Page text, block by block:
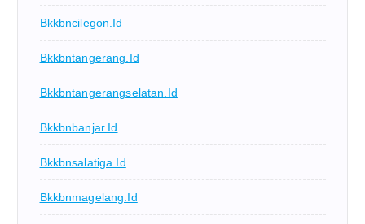
Bkkbncilegon.id
Bkkbntangerang.id
Bkkbntangerangselatan.id
Bkkbnbanjar.id
Bkkbnsalatiga.id
Bkkbnmagelang.id